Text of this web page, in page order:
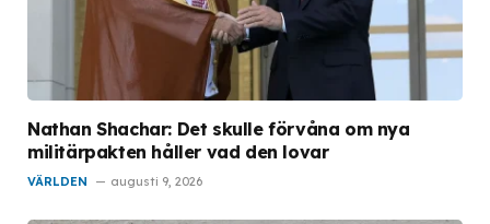
Nathan Shachar: Det skulle förvåna om nya
militärpakten håller vad den lovar
VÄRLDEN augusti 9, 2026